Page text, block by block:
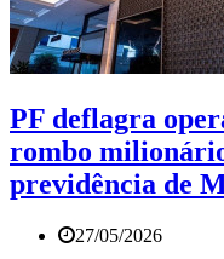
PF deflagra
rombo
previdência de
27/05/2026